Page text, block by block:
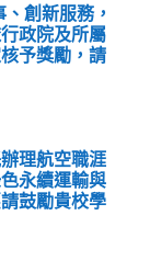
創新服務，
政院及所屬
予獎勵，請
理航空職涯
永續運輸與
鼓勵貴校學